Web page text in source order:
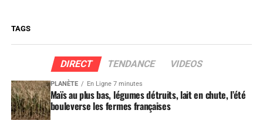
TAGS
DIRECT TENDANCE VIDEOS
PLANÈTE En Ligne 7 minutes
Maïs au plus bas, légumes détruits, lait en chute, l’été
bouleverse les fermes françaises